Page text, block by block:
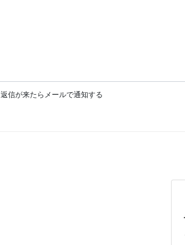
返信が来たらメールで通知する